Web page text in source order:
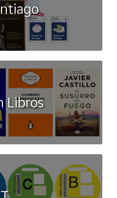
Libros